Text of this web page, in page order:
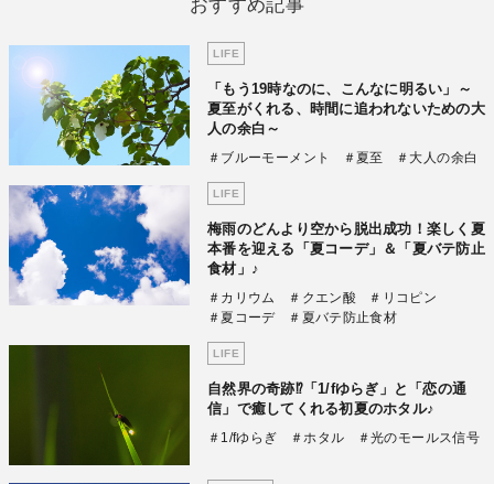
おすすめ記事
LIFE
「もう19時なのに、こんなに明るい」～
夏至がくれる、時間に追われないための大
人の余白～
＃ブルーモーメント ＃夏至 ＃大人の余白
LIFE
梅雨のどんより空から脱出成功！楽しく夏
本番を迎える「夏コーデ」＆「夏バテ防止
食材」♪
＃カリウム ＃クエン酸
＃リコピン
＃夏コーデ
＃夏バテ防止食材
LIFE
自然界の奇跡⁉「1/fゆらぎ」と「恋の通
信」で癒してくれる初夏のホタル♪
＃1/fゆらぎ ＃ホタル ＃光のモールス信号